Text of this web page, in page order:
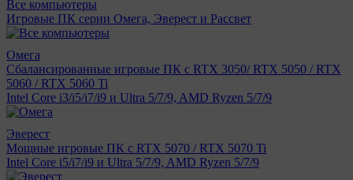
Все компьютеры
Игровые ПК серии Омега, Эверест и Рассвет
Омега
Сбалансированные игровые ПК с RTX 3050/ RTX 5050 / RTX
5060 / RTX 5060 Ti
Intel Core i3/i5/i7/i9 и Ultra 5/7/9, AMD Ryzen 5/7/9
Эверест
Мощные игровые ПК с RTX 5070 / RTX 5070 Ti
Intel Core i5/i7/i9 и Ultra 5/7/9, AMD Ryzen 5/7/9